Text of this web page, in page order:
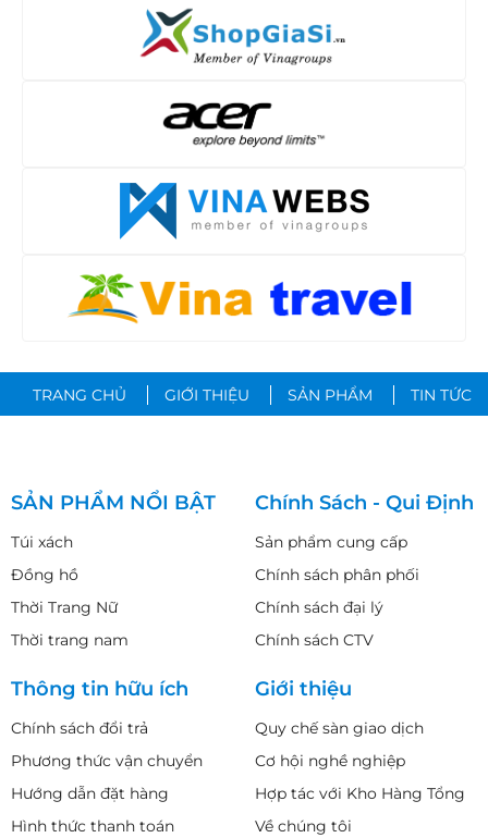
TRANG CHỦ GIỚI THIỆU SẢN PHẨM TIN TỨC
SẢN PHẨM NỔI BẬT
Túi xách
Đồng hồ
Thời Trang Nữ
Thời trang nam
Chính Sách - Qui Định
Sản phẩm cung cấp
Chính sách phân phối
Chính sách đại lý
Chính sách CTV
Thông tin hữu ích
Chính sách đổi trả
Phương thức vận chuyển
Hướng dẫn đặt hàng
Hình thức thanh toán
Giới thiệu
Quy chế sàn giao dịch
Cơ hội nghề nghiệp
Hợp tác với Kho Hàng Tổng
Về chúng tôi